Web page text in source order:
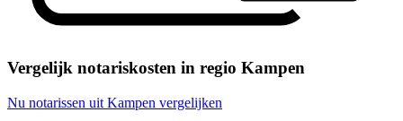
Vergelijk notariskosten in regio Kampen
Nu notarissen uit Kampen vergelijken